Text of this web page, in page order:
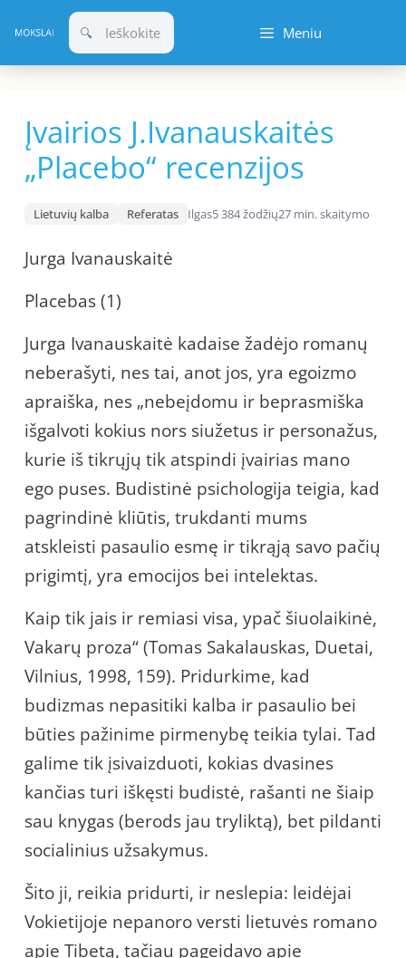
prie
turinio
Meniu
Įvairios J.Ivanauskaitės
„Placebo“ recenzijos
Lietuvių kalba Referatas Ilgas5 384 žodžių27 min. skaitymo
Jurga Ivanauskaitė
Placebas (1)
Jurga Ivanauskaitė kadaise žadėjo romanų
neberašyti, nes tai, anot jos, yra egoizmo
apraiška, nes „nebeįdomu ir beprasmiška
išgalvoti kokius nors siužetus ir personažus,
kurie iš tikrųjų tik atspindi įvairias mano
ego puses. Budistinė psichologija teigia, kad
pagrindinė kliūtis, trukdanti mums
atskleisti pasaulio esmę ir tikrąją savo pačių
prigimtį, yra emocijos bei intelektas.
Kaip tik jais ir remiasi visa, ypač šiuolaikinė,
Vakarų proza“ (Tomas Sakalauskas, Duetai,
Vilnius, 1998, 159). Pridurkime, kad
budizmas nepasitiki kalba ir pasaulio bei
būties pažinime pirmenybę teikia tylai. Tad
galime tik įsivaizduoti, kokias dvasines
kančias turi iškęsti budistė, rašanti ne šiaip
sau knygas (berods jau tryliktą), bet pildanti
socialinius užsakymus.
Šito ji, reikia pridurti, ir neslepia: leidėjai
Vokietijoje nepanoro versti lietuvės romano
apie Tibetą, tačiau pageidavo apie